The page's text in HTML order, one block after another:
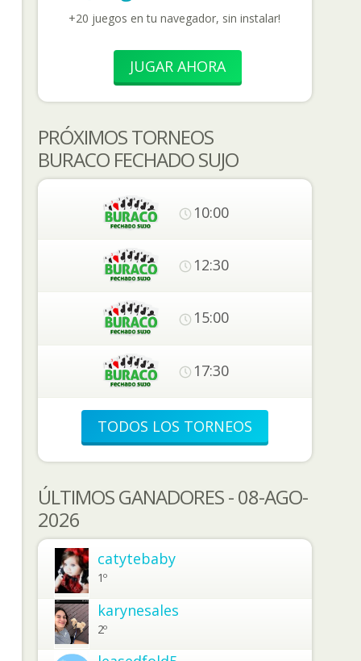
+20 juegos en tu navegador, sin instalar!
JUGAR AHORA
PRÓXIMOS TORNEOS
BURACO FECHADO SUJO
10:00
12:30
15:00
17:30
TODOS LOS TORNEOS
ÚLTIMOS GANADORES - 08-AGO-
2026
catytebaby
1º
karynesales
2º